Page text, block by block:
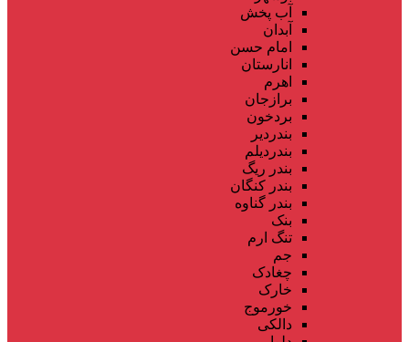
آب پخش
آبدان
امام حسن
انارستان
اهرم
برازجان
بردخون
بندردیر
بندردیلم
بندر ریگ
بندر کنگان
بندر گناوه
بنک
تنگ ارم
جم
چغادک
خارک
خورموج
دالکی